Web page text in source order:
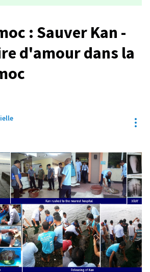
: Sauver Kan -
d'amour dans la